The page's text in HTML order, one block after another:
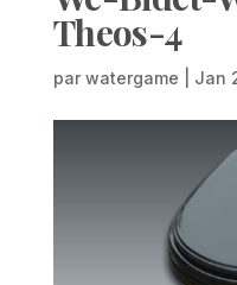
Theos-4
par watergame Jan